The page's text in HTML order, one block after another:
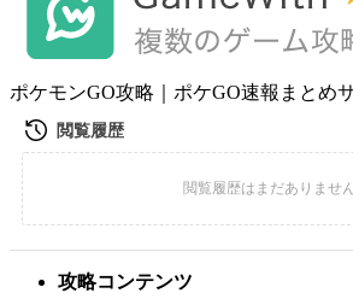
ポケモンGO攻略｜ポケGO速報まとめ
攻略コンテンツ